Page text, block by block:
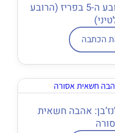
דירות מומלצות ברובע ה-5 בפריז (הרובע
הכתבה
אהבה חשאית